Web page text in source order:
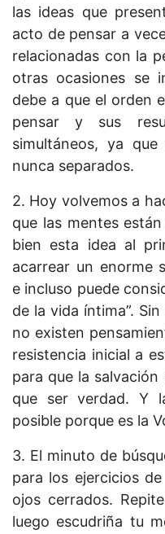
las ideas que
acto de pensar a
relacionadas con la
otras ocasiones se
debe a que el orden
pensar y sus
simultáneos, ya
nunca separados.
2. Hoy volvemos a
que las mentes
bien esta idea al
acarrear un enorme
e incluso puede
de la vida íntima”.
no existen
resistencia inicial a
para que la
que ser verdad. Y
posible porque es la
3. El minuto de
para los ejercicios
ojos cerrados.
luego escudriña tu